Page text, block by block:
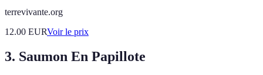
terrevivante.org
12.00 EURVoir le prix
3. Saumon En Papillote